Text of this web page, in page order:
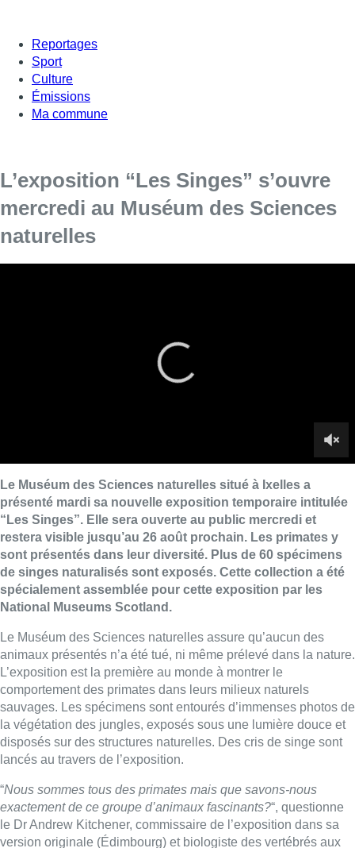
Reportages
Sport
Culture
Émissions
Ma commune
L’exposition “Les Singes” s’ouvre
mercredi au Muséum des Sciences
naturelles
sont présentés dans leur diversité. Plus de 60 spécimens
de singes naturalisés sont exposés. Cette collection a été
spécialement assemblée pour cette exposition par les
Le Muséum des Sciences naturelles assure qu’aucun des
animaux présentés n’a été tué, ni même prélevé dans la nature.
comportement des primates dans leurs milieux naturels
sauvages. Les spécimens sont entourés d’immenses photos de
la végétation des jungles, exposés sous une lumière douce et
disposés sur des structures naturelles. Des cris de singe sont
lancés au travers de l’exposition.
“Nous sommes tous des primates mais que savons-nous
exactement de ce groupe d’animaux fascinants?“, questionne
le Dr Andrew Kitchener, commissaire de l’exposition dans sa
version originale (Édimbourg) et biologiste des vertébrés aux
National Museums Scotland. “
Nous proposons aux visiteurs de
découvrir la diversité des primates et d’affronter les
conséquences des choix de société que nous posons et qui ont
un impact sur le mode de vie des primates, ainsi que sur leur
protection “. L’exposition explique comment les primates ont
évolué et se sont adaptés, ce qu’ils mangent ou encore
comment ils communiquent. Elle offre un décryptage de la
complexité de leur système social. La plupart des espèces de
singes étant menacées d’extinction, une large part de
l’exposition est consacrée à la conservation de ces primates.
Les enfants peuvent dans une aire de jeux se déplacer comme
les singes, de cordes en cordes. En plus des films diffusés, une